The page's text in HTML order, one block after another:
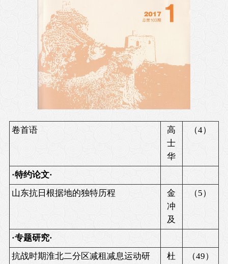
卷首语
高
士
华
（4）
·特约论文·
山东抗日根据地的独特历程
金
冲
及
（5）
·专题研究·
抗战时期淮北二分区减租减息运动研
杜
（49）